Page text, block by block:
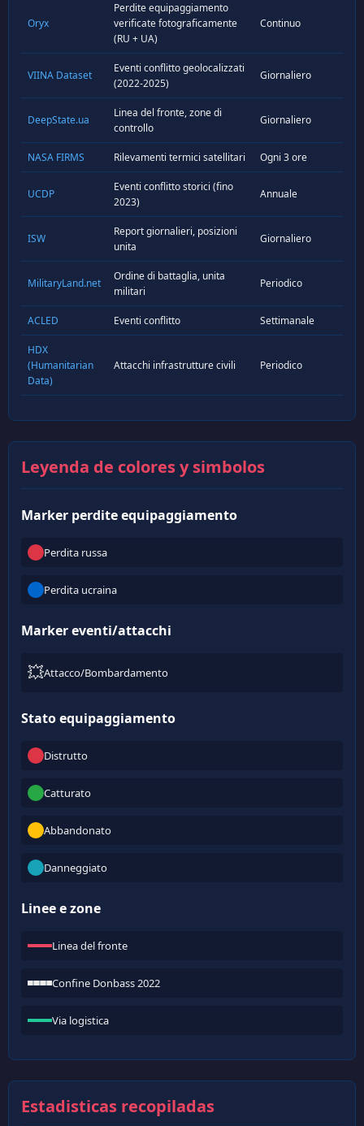
Oryx
Perdite equipaggiamento
verificate fotograficamente
(RU + UA)
Continuo
VIINA Dataset
Eventi conflitto geolocalizzati
(2022-2025)
Giornaliero
DeepState.ua
Linea del fronte, zone di
controllo
Giornaliero
NASA FIRMS Rilevamenti termici satellitari Ogni 3 ore
UCDP
Eventi conflitto storici (fino
2023)
Annuale
ISW
Report giornalieri, posizioni
unita
Giornaliero
MilitaryLand.net
Ordine di battaglia, unita
militari
Periodico
ACLED Eventi conflitto Settimanale
HDX
(Humanitarian
Data)
Attacchi infrastrutture civili Periodico
Leyenda de colores y simbolos
Marker perdite equipaggiamento
Perdita russa
Perdita ucraina
Marker eventi/attacchi
💥Attacco/Bombardamento
Stato equipaggiamento
Distrutto
Catturato
Abbandonato
Danneggiato
Linee e zone
Linea del fronte
Confine Donbass 2022
Via logistica
Estadisticas recopiladas